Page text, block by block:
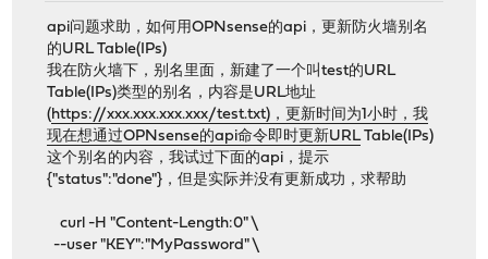
api问题求助，如何用OPNsense的api，更新防火墙别名
的URL Table(IPs)
我在防火墙下，别名里面，新建了一个叫test的URL
Table(IPs)类型的别名，内容是URL地址
(https://xxx.xxx.xxx.xxx/test.txt)，更新时间为1小时，我
现在想通过OPNsense的api命令即时更新URLTable(IPs)
这个别名的内容，我试过下面的api，提示
{"status":"done"}，但是实际并没有更新成功，求帮助
curl -H "Content-Length:0" \
--user "KEY":"MyPassword" \